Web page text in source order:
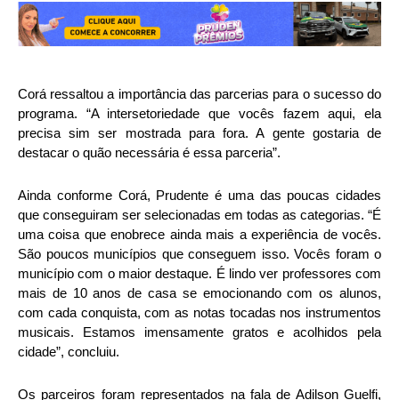
Corá ressaltou a importância das parcerias para o sucesso do
programa. “A intersetoriedade que vocês fazem aqui, ela
precisa sim ser mostrada para fora. A gente gostaria de
destacar o quão necessária é essa parceria”.
Ainda conforme Corá, Prudente é uma das poucas cidades
que conseguiram ser selecionadas em todas as categorias. “É
uma coisa que enobrece ainda mais a experiência de vocês.
São poucos municípios que conseguem isso. Vocês foram o
município com o maior destaque. É lindo ver professores com
mais de 10 anos de casa se emocionando com os alunos,
com cada conquista, com as notas tocadas nos instrumentos
musicais. Estamos imensamente gratos e acolhidos pela
cidade”, concluiu.
Os parceiros foram representados na fala de Adilson Guelfi,